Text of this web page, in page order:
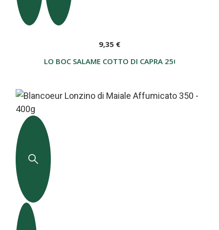
LO BOC SALAME COTTO DI CAPRA 250 G
9,35 €